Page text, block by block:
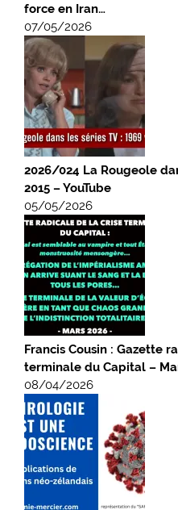
force en Iran…
07/05/2026
2026/024 La Rougeole
2015 – YouTube
05/05/2026
Francis Cousin : Gazette
terminale du Capital –
08/04/2026